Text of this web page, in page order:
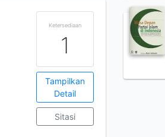
Ketersediaan
1
Tampilkan
Detail
Sitasi